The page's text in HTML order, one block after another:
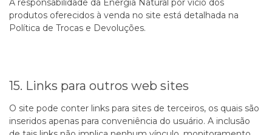
A responsabilidade da Energia Natural por vício dos
produtos oferecidos à venda no site está detalhada na
Política de Trocas e Devoluções.
15. Links para outros web sites
O site pode conter links para sites de terceiros, os quais são
inseridos apenas para conveniência do usuário. A inclusão